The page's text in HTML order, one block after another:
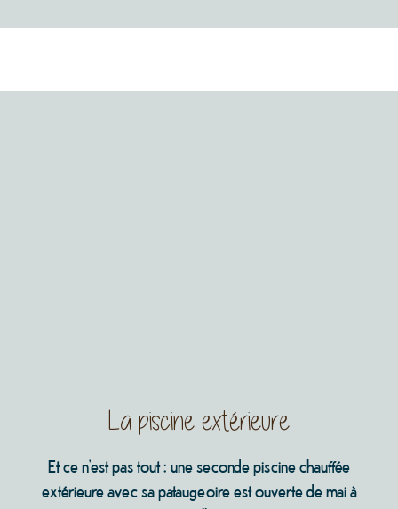
La piscine extérieure
Et ce n’est pas tout : une seconde piscine chauffée
extérieure avec sa pataugeoire est ouverte de mai à